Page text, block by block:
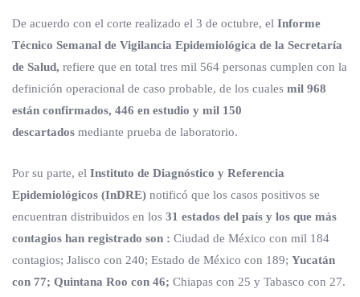
De acuerdo con el corte realizado el 3 de octubre, el Informe
Técnico Semanal de Vigilancia Epidemiológica de la Secretaría
de Salud, refiere que en total tres mil 564 personas cumplen con la
definición operacional de caso probable, de los cuales mil 968
están confirmados, 446 en estudio y mil 150
descartados mediante prueba de laboratorio.
Por su parte, el Instituto de Diagnóstico y Referencia
Epidemiológicos (InDRE) notificó que los casos positivos se
encuentran distribuidos en los 31 estados del país y los que más
contagios han registrado son : Ciudad de México con mil 184
contagios; Jalisco con 240; Estado de México con 189; Yucatán
con 77; Quintana Roo con 46; Chiapas con 25 y Tabasco con 27.